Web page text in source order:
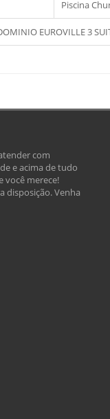
Piscina
EUROVILLE 3
com
e acima de tudo
você merece!
disposição. Venha